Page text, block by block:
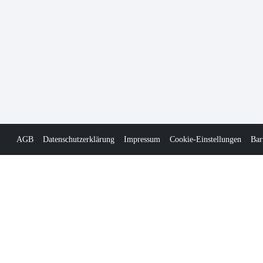
AGB Datenschutzerklärung Impressum Cookie-Einstellungen